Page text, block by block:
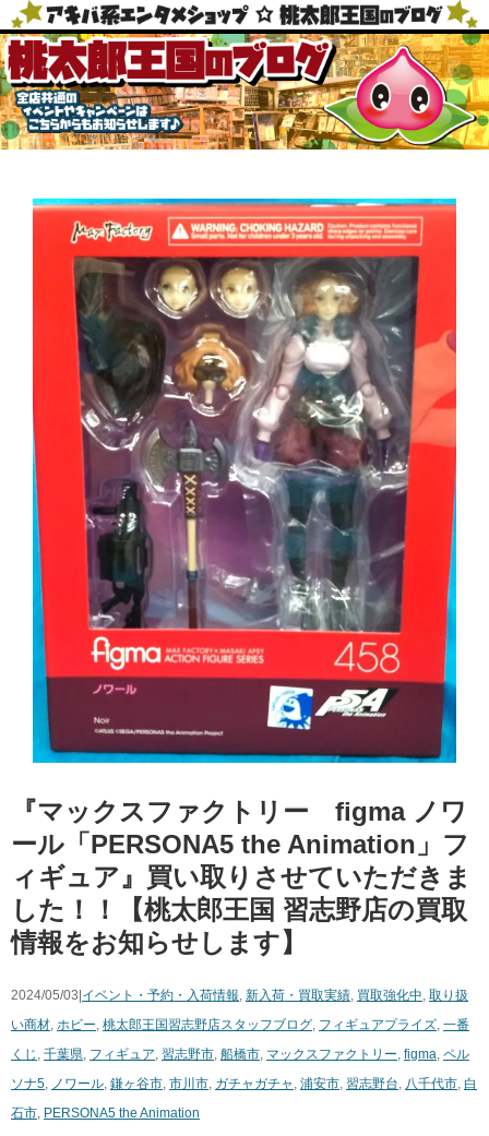
『マックスファクトリー figma ノワ
ール「PERSONA5 the Animation」フ
ィギュア』買い取りさせていただきま
した！！【桃太郎王国 習志野店の買取
情報をお知らせします】
2024/05/03|イベント・予約・入荷情報 新入荷・買取実績 買取強化中 取り扱
い商材 ホビー 桃太郎王国習志野店スタッフブログ フィギュアプライズ 一番
くじ 千葉県 フィギュア 習志野市 船橋市 マックスファクトリー figma ペル
ソナ5
ノワール 鎌ヶ谷市 市川市 ガチャガチャ 浦安市 習志野台 八千代市 白
石市 PERSONA5 the Animation